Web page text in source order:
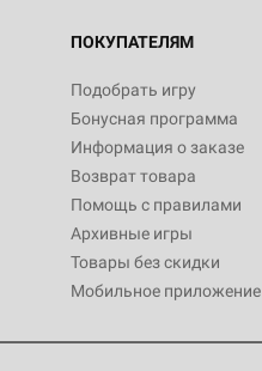
ПОКУПАТЕЛЯМ
Подобрать игру
Бонусная программа
Информация о заказе
Возврат товара
Помощь с правилами
Архивные игры
Товары без скидки
Мобильное приложение